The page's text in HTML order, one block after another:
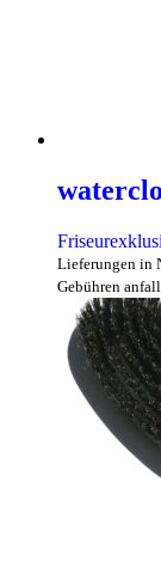
Lieferungen in
Gebühren